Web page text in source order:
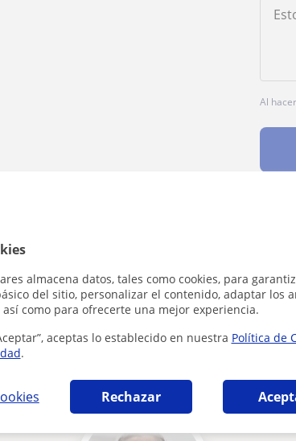
almacena datos, tales como cookies, para
del sitio, personalizar el contenido, adaptar los
como para ofrecerte una mejor experiencia.
aceptas lo establecido en nuestra Política de
.
Rechazar
Al
en Amorebieta-Etxano que pueden